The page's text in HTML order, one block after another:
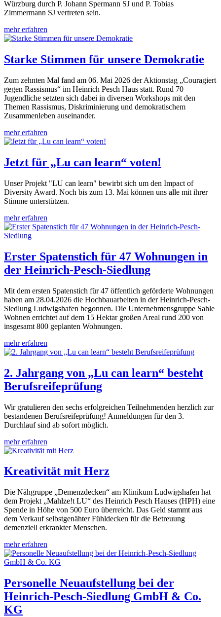
Würzburg durch P. Johann Spermann SJ und P. Tobias
Zimmermann SJ vertreten sein.
mehr erfahren
Starke Stimmen für unsere Demokratie
Zum zehnten Mal fand am 06. Mai 2026 der Aktionstag „Couragiert
gegen Rassismus“ im Heinrich Pesch Haus statt. Rund 70
Jugendliche setzten sich dabei in diversen Workshops mit den
Themen Rassismus, Diskriminierung und demokratischem
Zusammenleben auseinander.
mehr erfahren
Jetzt für „Lu can learn“ voten!
Unser Projekt "LU can learn" bewirbt sich um den Impact of
Diversity Award. Noch bis zum 13. Mai können uns alle mit ihrer
Stimme unterstützen.
mehr erfahren
Erster Spatenstich für 47 Wohnungen in
der Heinrich-Pesch-Siedlung
Mit dem ersten Spatenstich für 47 öffentlich geförderte Wohnungen
haben am 28.04.2026 die Hochbauarbeiten in der Heinrich-Pesch-
Siedlung Ludwigshafen begonnen. Die Unternehmensgruppe Sahle
Wohnen errichtet auf dem 15 Hektar großen Areal rund 200 von
insgesamt 800 geplanten Wohnungen.
mehr erfahren
2. Jahrgang von „Lu can learn“ besteht
Berufsreifeprüfung
Wir gratulieren den sechs erfolgreichen Teilnehmenden herzlich zur
bestandenen Berufsreifeprüfung! Anmeldungen für den 3.
Durchlauf sind ab sofort möglich.
mehr erfahren
Kreativität mit Herz
Die Nähgruppe „Demenzdecken“ am Klinikum Ludwigshafen hat
dem Projekt „Mahlze!t LU“ des Heinrich Pesch Hauses (HPH) eine
Spende in Höhe von 500 Euro überreicht. Das Geld stammt aus
dem Verkauf selbstgenähter Fühldecken für die Betreuung
demenziell erkrankter Menschen.
mehr erfahren
Personelle Neuaufstellung bei der
Heinrich-Pesch-Siedlung GmbH & Co.
KG